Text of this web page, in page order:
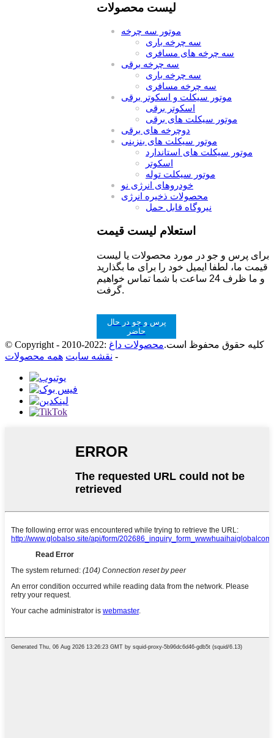
لیست محصولات
موتور سه چرخه
سه چرخه باری
سه چرخه های مسافری
سه چرخه برقی
سه چرخه باری
سه چرخه مسافری
موتور سیکلت و اسکوتر برقی
اسکوتر برقی
موتور سیکلت های برقی
دوچرخه های برقی
موتور سیکلت های بنزینی
موتور سیکلت های استاندارد
اسکوتر
موتور سیکلت توله
خودروهای انرژی نو
محصولات ذخیره انرژی
نیروگاه قابل حمل
استعلام لیست قیمت
برای پرس و جو در مورد محصولات یا لیست
قیمت ما، لطفا ایمیل خود را برای ما بگذارید
و ما ظرف 24 ساعت با شما تماس خواهیم
گرفت.
پرس و جو در حال
حاضر
© Copyright - 2010-2022: کلیه حقوق محفوظ است.محصولات داغ
- نقشه سایت همه محصولات